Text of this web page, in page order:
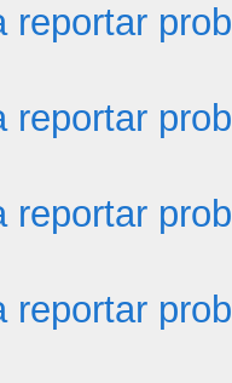
reportar
reportar
reportar
reportar